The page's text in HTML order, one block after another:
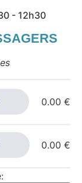
- 12h30
0.00 €
0.00 €